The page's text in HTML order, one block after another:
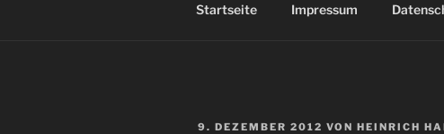
Startseite Impressum
VERÖFFENTLICHT
9. DEZEMBER 2012 VON HEINRICH